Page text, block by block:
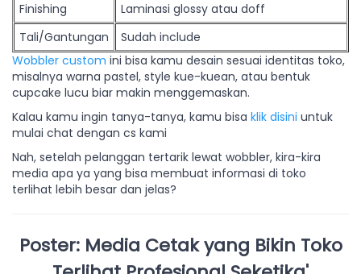
Finishing
Laminasi glossy atau doff
Tali/Gantungan
Sudah include
Wobbler custom ini bisa kamu desain sesuai identitas toko,
misalnya warna pastel, style kue-kuean, atau bentuk
cupcake lucu biar makin menggemaskan.
Kalau kamu ingin tanya-tanya, kamu bisa klik disini untuk
mulai chat dengan cs kami
Nah, setelah pelanggan tertarik lewat wobbler, kira-kira
media apa ya yang bisa membuat informasi di toko
terlihat lebih besar dan jelas?
Poster: Media Cetak yang Bikin Toko